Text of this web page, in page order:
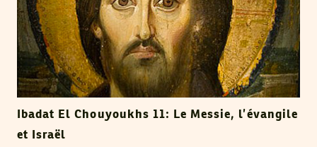
Ibadat El Chouyoukhs 11: Le Messie, l’évangile
et Israël